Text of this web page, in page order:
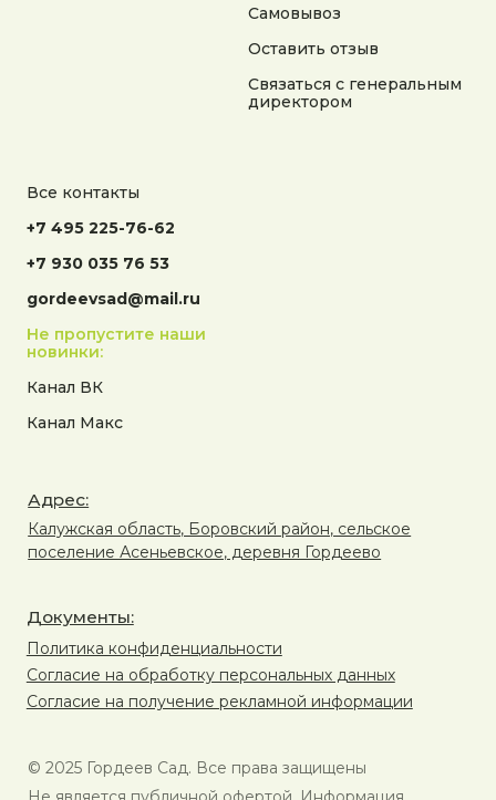
Самовывоз
Оставить отзыв
Связаться с генеральным
директором
Все контакты
+7 495 225-76-62
+7 930 035 76 53
gordeevsad@mail.ru
Не пропустите наши
новинки:
Канал ВК
Канал Макс
Не является публичной офертой. Информация
Согласие на получение рекламной информации